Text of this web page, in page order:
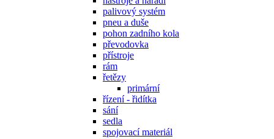
palivový systém
pneu a duše
pohon zadního kola
převodovka
přístroje
rám
řetězy
primární
řízení - řidítka
sání
sedla
spojovací materiál